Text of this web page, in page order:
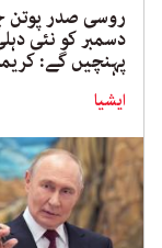
روسی صدر پوتن
دسمبر کو نئی
پہنچیں گے:
ایشیا